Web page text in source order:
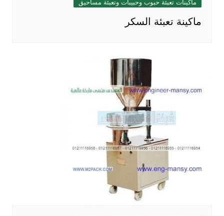
ماكينات تعبئة حبوب وحبيبات وتعبئة مساحيق
ماكينة تعبئة السكر